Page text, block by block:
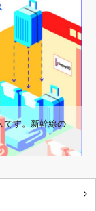
です。新幹線の